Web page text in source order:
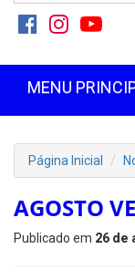
MENU
Página Inicial
AGOSTO
Publicado em 26 de